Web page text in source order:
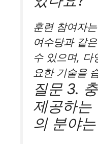
훈련 참여자
여수당과 같
수 있으며, 다
요한 기술을
질문 3.
제공하는
의 분야